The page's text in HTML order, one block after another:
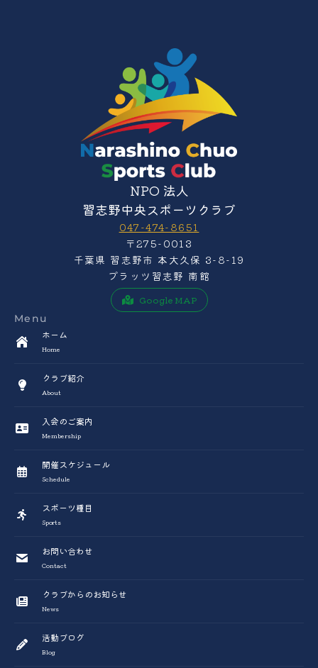
NPO 法人
習志野中央スポーツクラブ
047-474-8651
〒275-0013
千葉県 習志野市 本大久保 3-8-19
プラッツ習志野 南館
Google MAP
Menu
ホーム
Home
クラブ紹介
About
入会のご案内
Membership
開催スケジュール
Schedule
スポーツ種目
Sports
お問い合わせ
Contact
クラブからのお知らせ
News
活動ブログ
Blog